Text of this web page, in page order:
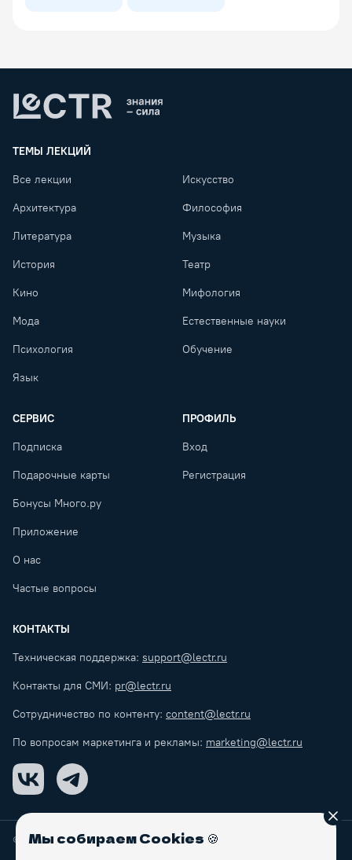
ТЕМЫ ЛЕКЦИЙ
Все лекции Искусство
Архитектура Философия
Литература Музыка
История Театр
Кино Мифология
Мода Естественные науки
Психология Обучение
Язык
СЕРВИС
Подписка
Подарочные карты
Бонусы Много.ру
Приложение
О нас
Частые вопросы
ПРОФИЛЬ
Вход
Регистрация
КОНТАКТЫ
Техническая поддержка: support@lectr.ru
Контакты для СМИ: pr@lectr.ru
Сотрудничество по контенту: content@lectr.ru
По вопросам маркетинга и рекламы: marketing@lectr.ru
VK Telegram
© Lectr2026
Мы собираем Cookies 🍪